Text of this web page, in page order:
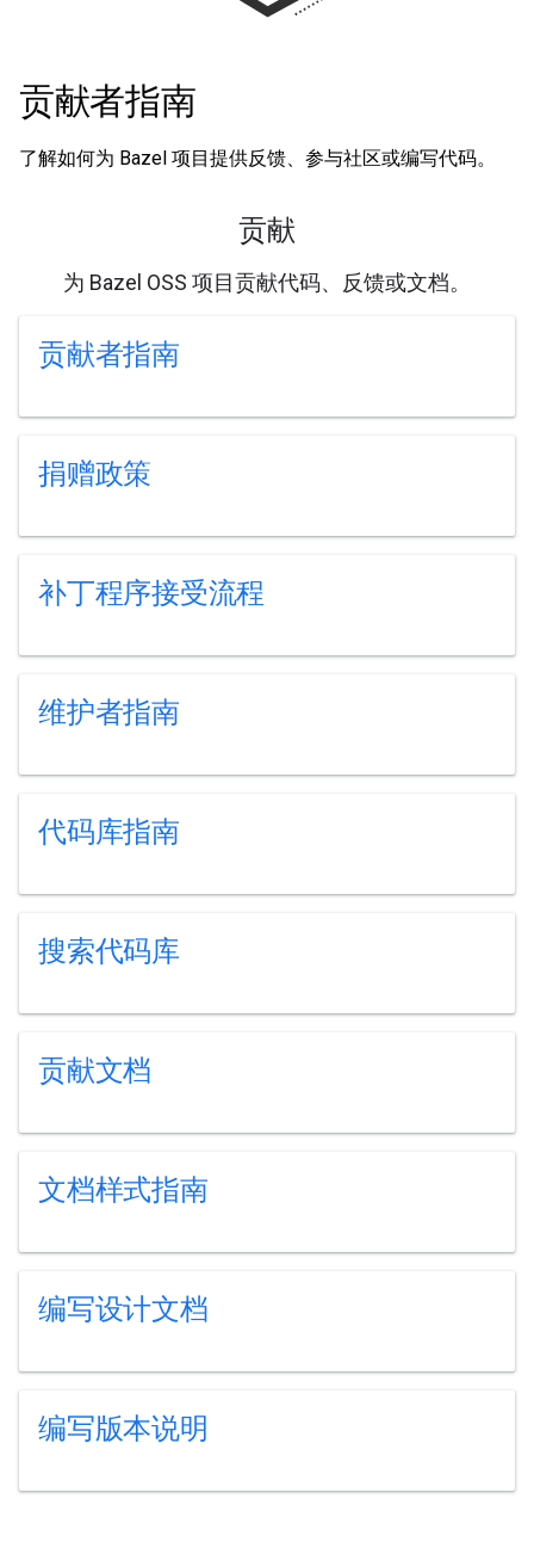
贡献者指南
了解如何为 Bazel 项目提供反馈、参与社区或编写代码。
贡献
为 Bazel OSS 项目贡献代码、反馈或文档。
贡献者指南
捐赠政策
补丁程序接受流程
维护者指南
代码库指南
搜索代码库
贡献文档
文档样式指南
编写设计文档
编写版本说明